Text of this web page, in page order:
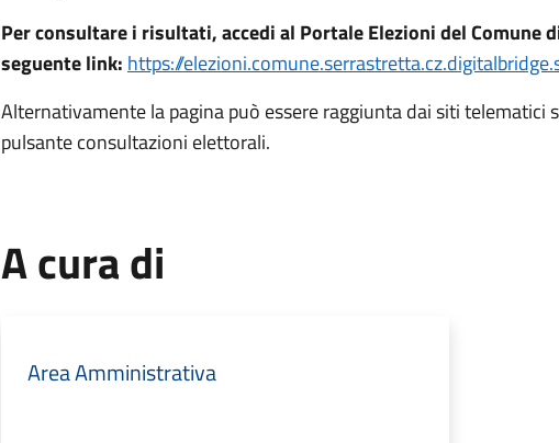
Per consultare i risultati, accedi al Portale Elezioni del Comune
seguente link: https://
Alternativamente la pagina può essere raggiunta dai siti telematici
pulsante consultazioni elettorali.
A cura di
Area Amministrativa